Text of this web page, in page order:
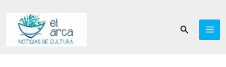
contenido
Buscar